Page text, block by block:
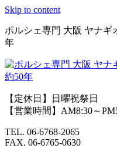
Skip to content
ポルシェ専門 大阪 ヤナギ
年
【定休日】日曜祝祭日
【営業時間】AM8:30～
TEL. 06-6768-2065
FAX. 06-6765-0630